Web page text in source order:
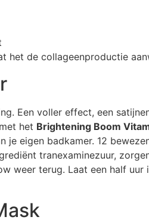
het de collageenproductie
Een voller effect, een
het Brightening Boom
eigen badkamer. 12
tranexaminezuur,
weer terug. Laat een half